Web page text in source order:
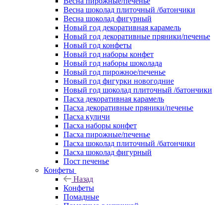
Весна шоколад плиточный /батончики
Весна шоколад фигурный
Новый год декоративная карамель
Новый год декоративные пряники/печенье
Новый год конфеты
Новый год наборы конфет
Новый год наборы шоколада
Новый год пирожное/печенье
Новый год фигурки новогодние
Новый год шоколад плиточный /батончики
Пасха декоративная карамель
Пасха декоративные пряники/печенье
Пасха куличи
Пасха наборы конфет
Пасха пирожные/печенье
Пасха шоколад плиточный /батончики
Пасха шоколад фигурный
Пост печенье
Конфеты
Назад
Конфеты
Помадные